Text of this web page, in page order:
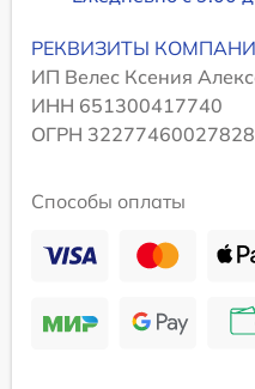
РЕКВИЗИТЫ
ИП Велес Ксения
ИНН 651300417740
ОГРН
Способы оплаты